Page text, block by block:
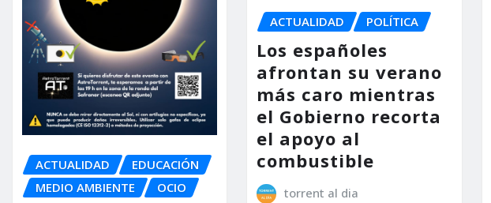
ACTUALIDAD
EDUCACIÓN
MEDIO AMBIENTE
OCIO
ACTUALIDAD POLÍTICA
Los españoles
afrontan su verano
más caro mientras
el Gobierno recorta
el apoyo al
combustible
torrent al dia